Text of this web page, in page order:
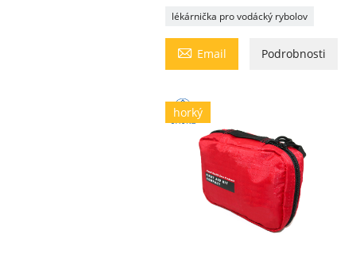
lékárnička pro vodácký rybolov
 Email Podrobnosti
horký